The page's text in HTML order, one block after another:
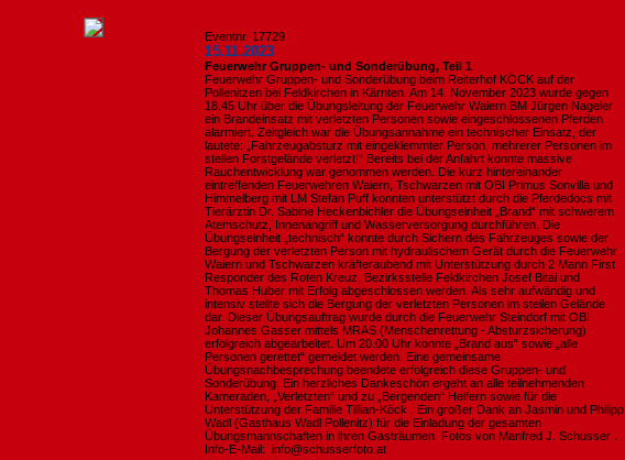
Eventnr. 17729
15.11.2023
Feuerwehr Gruppen- und Sonderübung, Teil 1
Feuerwehr Gruppen- und Sonderübung beim Reiterhof KÖCK auf der
Pollenitzen bei Feldkirchen in Kärnten. Am 14. November 2023 wurde gegen
18.45 Uhr über die Übungsleitung der Feuerwehr Waiern BM Jürgen Nageler
ein Brandeinsatz mit verletzten Personen sowie eingeschlossenen Pferden
alarmiert. Zeitgleich war die Übungsannahme ein technischer Einsatz, der
lautete: „Fahrzeugabsturz mit eingeklemmter Person, mehrerer Personen im
steilen Forstgelände verletzt!“ Bereits bei der Anfahrt konnte massive
Rauchentwicklung war genommen werden. Die kurz hintereinander
eintreffenden Feuerwehren Waiern, Tschwarzen mit OBI Primus Sonvilla und
Himmelberg mit LM Stefan Puff konnten unterstützt durch die Pferdedocs mit
Tierärztin Dr. Sabine Heckenbichler die Übungseinheit „Brand“ mit schwerem
Atemschutz, Innenangriff und Wasserversorgung durchführen. Die
Übungseinheit „technisch“ konnte durch Sichern des Fahrzeuges sowie der
Bergung der verletzten Person mit hydraulischem Gerät durch die Feuerwehr
Waiern und Tschwarzen kräfteraubend mit Unterstützung durch 2 Mann First
Responder des Roten Kreuz, Bezirksstelle Feldkirchen Josef Bitai und
Thomas Huber mit Erfolg abgeschlossen werden. Als sehr aufwändig und
intensiv stellte sich die Bergung der verletzten Personen im steilen Gelände
dar. Dieser Übungsauftrag wurde durch die Feuerwehr Steindorf mit OBI
Johannes Gasser mittels MRAS (Menschenrettung - Absturzsicherung)
erfolgreich abgearbeitet. Um 20.00 Uhr konnte „Brand aus“ sowie „alle
Personen gerettet“ gemeldet werden. Eine gemeinsame
Übungsnachbesprechung beendete erfolgreich diese Gruppen- und
Sonderübung. Ein herzliches Dankeschön ergeht an alle teilnehmenden
Kameraden, „Verletzten“ und zu „Bergenden“ Helfern sowie für die
Unterstützung der Familie Tillian-Köck . Ein großer Dank an Jasmin und Philipp
Wadl (Gasthaus Wadl Pollenitz) für die Einladung der gesamten
Übungsmannschaften in ihren Gasträumen. Fotos von Manfred J. Schusser .
Info-E-Mail: info@schusserfoto.at